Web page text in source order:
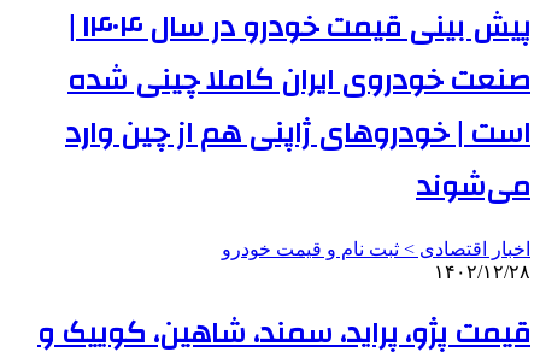
پیش بینی قیمت خودرو در سال ۱۴۰۴ |
صنعت خودروی ایران کاملا چینی شده
است | خودروهای ژاپنی هم از چین وارد
می‌شوند
اخبار اقتصادی > ثبت نام و قیمت خودرو
۱۴۰۲/۱۲/۲۸
قیمت پژو، پراید، سمند، شاهین، کوییک و